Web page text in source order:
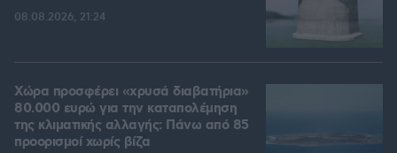
08.08.2026, 21:24
Χώρα προσφέρει «χρυσά διαβατήρια»
80.000 ευρώ για την καταπολέμηση
της κλιματικής αλλαγής: Πάνω από 85
προορισμοί χωρίς βίζα